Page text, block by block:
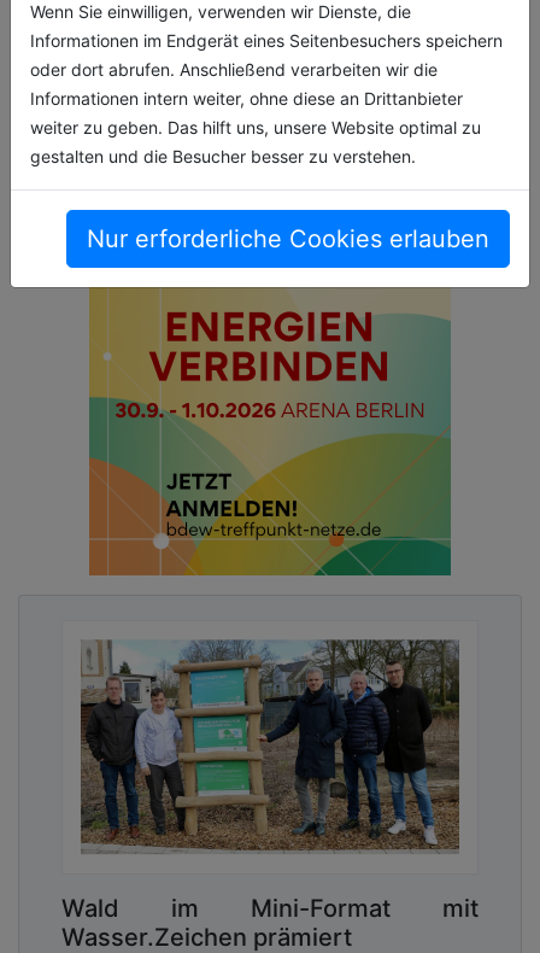
Wenn Sie einwilligen, verwenden wir Dienste, die
Informationen im Endgerät eines Seitenbesuchers speichern
oder dort abrufen. Anschließend verarbeiten wir die
Informationen intern weiter, ohne diese an Drittanbieter
weiter zu geben. Das hilft uns, unsere Website optimal zu
gestalten und die Besucher besser zu verstehen.
Nur erforderliche Cookies erlauben
Energien und nachhaltiges Handeln leicht
verständlich erklärt
27.03.2026, Lesezeit ca. 2 Minuten
natur
Wald im Mini-Format mit
Wasser.Zeichen prämiert